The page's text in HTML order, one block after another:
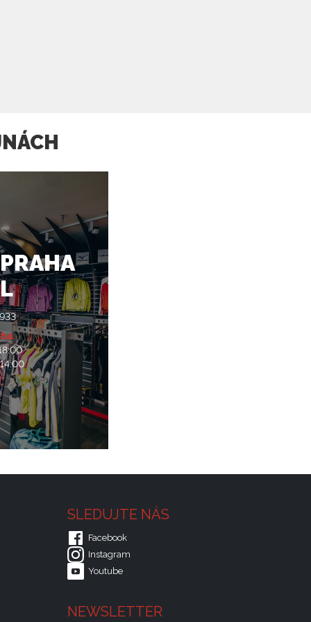
SLEDUJTE NÁS
Facebook
Instagram
Youtube
NEWSLETTER